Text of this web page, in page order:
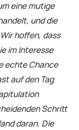
eine mutige
und die
hoffen, dass
im Interesse
echte Chance
auf den Tag
Schritt
daran. Die